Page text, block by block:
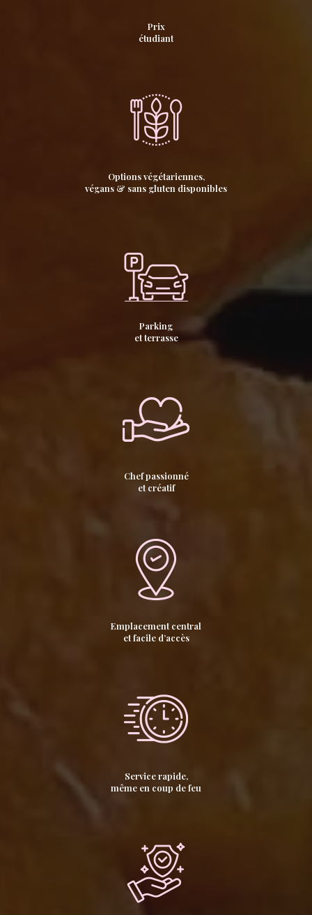
Prix
étudiant
Options végétariennes,
végans & sans gluten disponibles
Parking
et terrasse
Chef passionné
et créatif
Emplacement central
et facile d’accès
Service rapide,
même en coup de feu